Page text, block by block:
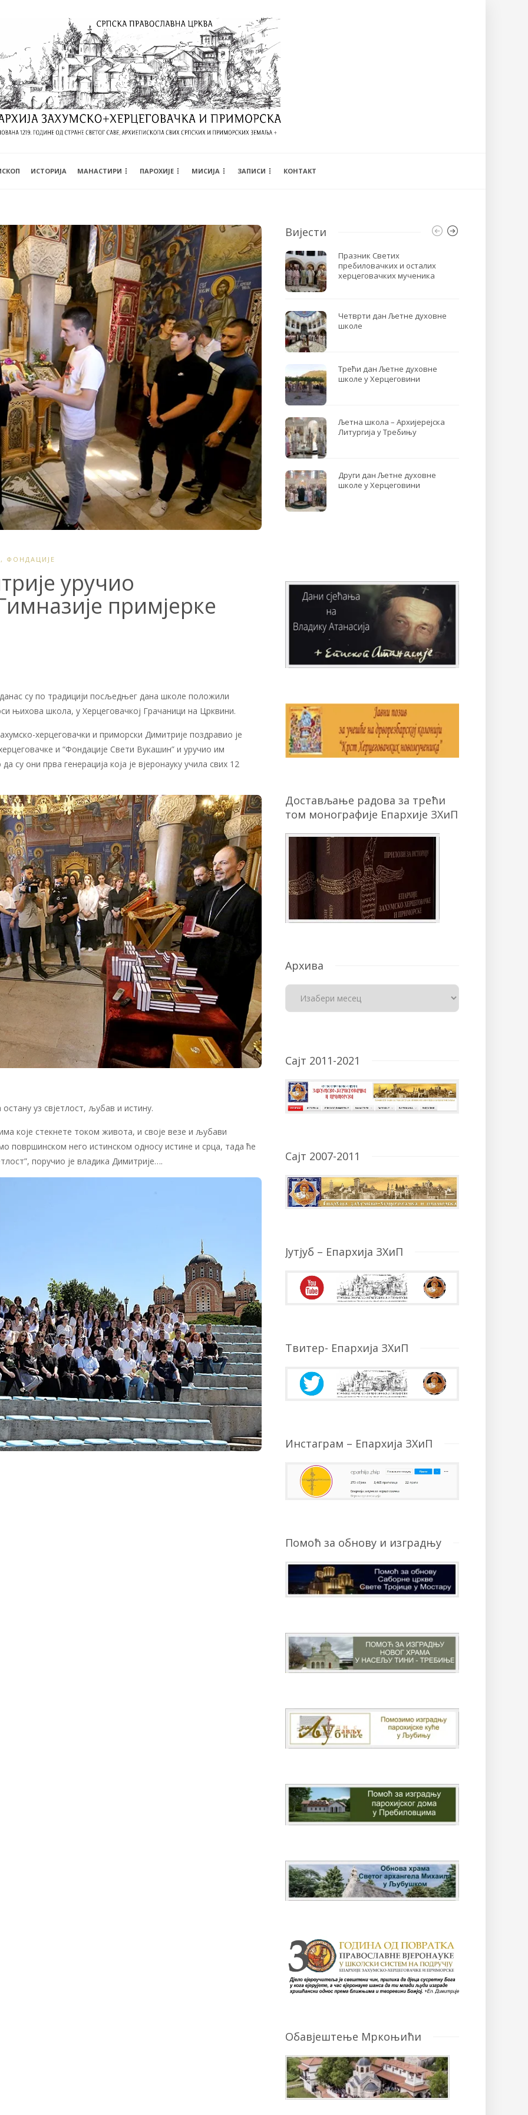
ИСТОРИЈА МАНАСТИРИ ПАРОХИЈЕ МИСИЈА ЗАПИСИ КОНТАКТ
, ФОНДАЦИЈЕ
уручио
примјерке
су по традицији посљедњег дана школе положили
њихова школа, у Херцеговачкој Грачаници на Црквини.
херцеговачки и приморски Димитрије поздравио је
и “Фондације Свети Вукашин” и уручио им
су они прва генерација која је вјеронауку учила свих 12
уз свјетлост, љубав и истину.
које стекнете током живота, и своје везе и љубави
површинском него истинском односу истине и срца, тада ће
поручио је владика Димитрије….
Вијести
Празник Светих
пребиловачких и осталих
херцеговачких мученика
Четврти дан Љетне духовне
школе
Трећи дан Љетне духовне
школе у Херцеговини
Љетна школа – Архијерејска
Литургија у Требињу
Други дан Љетне духовне
школе у Херцеговини
Достављање радова за трећи
том монографије Епархије ЗХиП
Архива
Сајт 2011-2021
Сајт 2007-2011
Јутјуб – Епархија ЗХиП
Твитер- Епархија ЗХиП
Инстаграм – Епархија ЗХиП
Помоћ за обнову и изградњу
Обавјештење Мркоњићи